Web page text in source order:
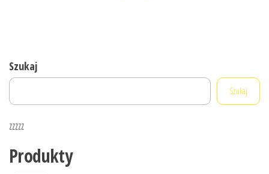
Szukaj
Szukaj
zzzzz
Produkty